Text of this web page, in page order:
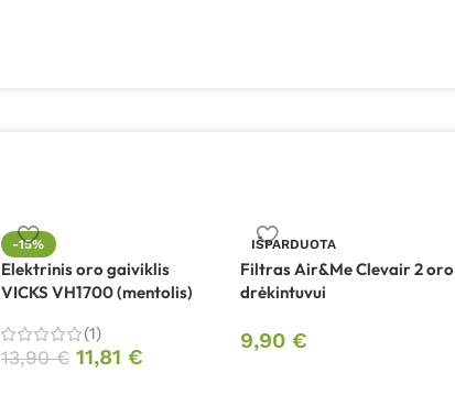
-15%
Elektrinis oro gaiviklis
VICKS VH1700 (mentolis)
(1)
13,90€ 11,81 €
IŠPARDUOTA
Filtras Air&Me Clevair 2 oro
drėkintuvui
9,90 €